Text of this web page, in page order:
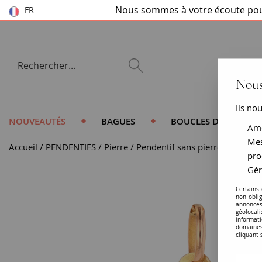
FR Nous sommes à votre écoute
NOUVEAUTÉS BAGUES BOUCLES D'OREILLES
Accueil PENDENTIFS Pierre Pendentif sans pierre
Ils
Certains
non
cliquant